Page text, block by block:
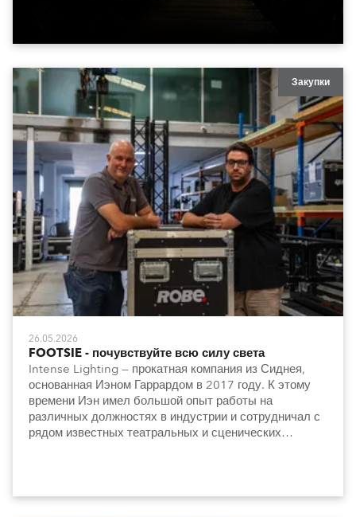
Закупки
26.05.2026
FOOTSIE - почувствуйте всю силу света
Intense Lighting — прокатная компания из Сиднея,
основанная Иэном Гаррардом в 2017 году. К этому
времени Иэн имел большой опыт работы на
различных должностях в индустрии и сотрудничал с
рядом известных театральных и сценических